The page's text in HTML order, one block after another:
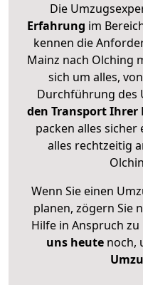
Die
Erfahrung im
kennen die
Mainz nach Olching
sich um alles,
Durchführung des
den Transport Ihrer
packen alles sicher
alles rechtzeitig
Wenn Sie einen
planen, zögern Sie
Hilfe in Anspruch zu
uns heutenoch,